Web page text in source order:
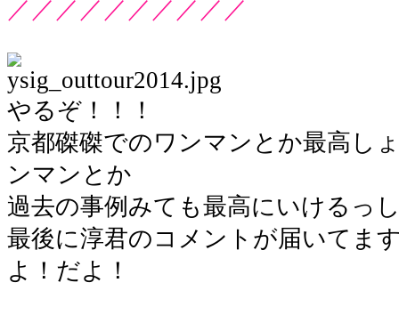
／／／／／／／／／／
やるぞ！！！
京都磔磔でのワンマンとか最高し
ンマンとか
過去の事例みても最高にいけるっ
最後に淳君のコメントが届いてま
よ！だよ！